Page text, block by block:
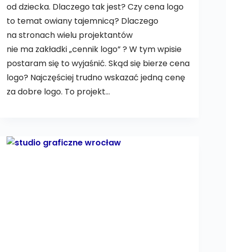
od dziecka. Dlaczego tak jest? Czy cena logo
to temat owiany tajemnicą? Dlaczego
na stronach wielu projektantów
nie ma zakładki „cennik logo” ? W tym wpisie
postaram się to wyjaśnić. Skąd się bierze cena
logo? Najczęściej trudno wskazać jedną cenę
za dobre logo. To projekt…